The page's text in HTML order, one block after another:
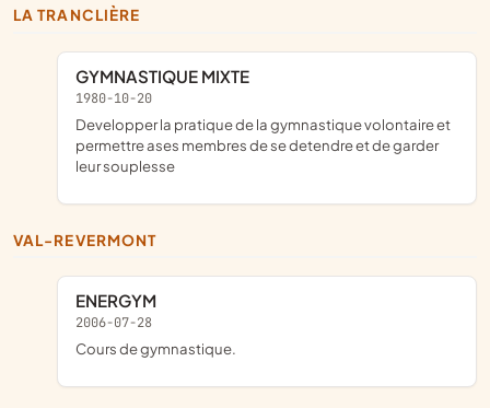
LA TRANCLIÈRE
GYMNASTIQUE MIXTE
1980-10-20
developper la pratique de la gymnastique volontaire et
permettre ases membres de se detendre et de garder
leur souplesse
VAL-REVERMONT
ENERGYM
2006-07-28
cours de gymnastique.